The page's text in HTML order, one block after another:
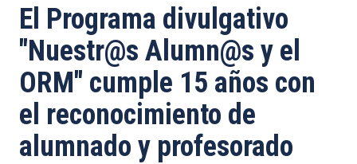
de
ayuda
a
la
navegación
El Programa divulgativo
"Nuestr@s Alumn@s y el
ORM" cumple 15 años con
el reconocimiento de
alumnado y profesorado